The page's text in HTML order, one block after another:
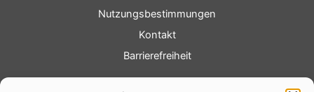
Nutzungsbestimmungen
Kontakt
Barrierefreiheit